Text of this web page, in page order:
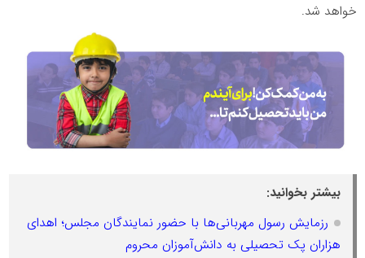
خواهد شد.
بیشتر بخوانید:
رزمایش رسول مهربانی‌ها با حضور نمایندگان مجلس؛ اهدای
هزاران پک تحصیلی به دانش‌آموزان محروم